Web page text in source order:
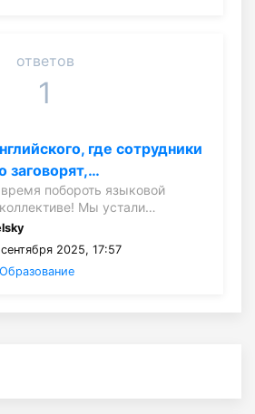
ответов
1
где сотрудники
заговорят,…
побороть языковой
Мы устали…
2025, 17:57
Образование